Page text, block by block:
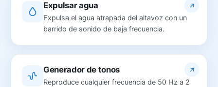
Expulsar agua
Expulsa el agua atrapada del altavoz con un
barrido de sonido de baja frecuencia.
Generador de tonos
Reproduce cualquier frecuencia de 50 Hz a 2